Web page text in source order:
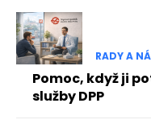
RADY A
Pomoc, když ji
služby DPP